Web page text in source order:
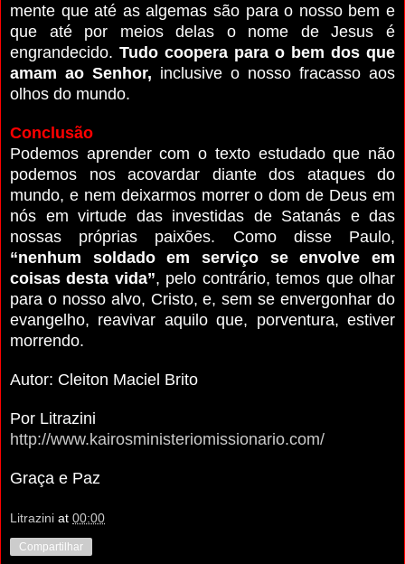
mente que até as algemas são para o nosso bem e
que até por meios delas o nome de Jesus é
engrandecido. Tudo coopera para o bem dos que
amam ao Senhor, inclusive o nosso fracasso aos
olhos do mundo.
Conclusão
Podemos aprender com o texto estudado que não
podemos nos acovardar diante dos ataques do
mundo, e nem deixarmos morrer o dom de Deus em
nós em virtude das investidas de Satanás e das
nossas próprias paixões. Como disse Paulo,
“nenhum soldado em serviço se envolve em
coisas desta vida”, pelo contrário, temos que olhar
para o nosso alvo, Cristo, e, sem se envergonhar do
evangelho, reavivar aquilo que, porventura, estiver
morrendo.
Autor: Cleiton Maciel Brito
Por Litrazini
http://www.kairosministeriomissionario.com/
Graça e Paz
Litrazini at 00:00
Compartilhar